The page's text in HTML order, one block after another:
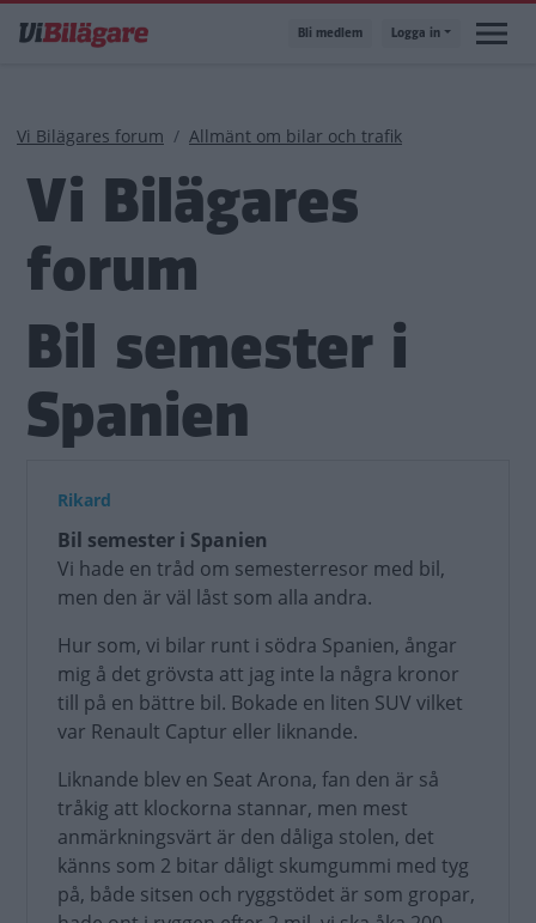
till
Bli medlem Logga in
Länkstig
Vi Bilägares forum Allmänt om bilar och trafik
Vi Bilägares
forum
Bil semester i
Spanien
Rikard
Bil semester i Spanien
Vi hade en tråd om semesterresor med bil,
men den är väl låst som alla andra.
Hur som, vi bilar runt i södra Spanien, ångar
mig å det grövsta att jag inte la några kronor
till på en bättre bil. Bokade en liten SUV vilket
var Renault Captur eller liknande.
Liknande blev en Seat Arona, fan den är så
tråkig att klockorna stannar, men mest
anmärkningsvärt är den dåliga stolen, det
känns som 2 bitar dåligt skumgummi med tyg
på, både sitsen och ryggstödet är som gropar,